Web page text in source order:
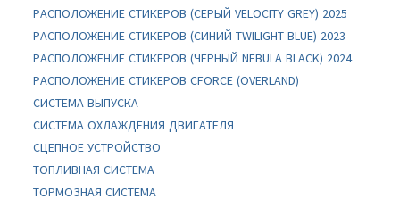
РАСПОЛОЖЕНИЕ СТИКЕРОВ (СЕРЫЙ VELOCITY GREY) 2025
РАСПОЛОЖЕНИЕ СТИКЕРОВ (СИНИЙ TWILIGHT BLUE) 2023
РАСПОЛОЖЕНИЕ СТИКЕРОВ (ЧЕРНЫЙ NEBULA BLACK) 2024
РАСПОЛОЖЕНИЕ СТИКЕРОВ CFORCE (OVERLAND)
СИСТЕМА ВЫПУСКА
СИСТЕМА ОХЛАЖДЕНИЯ ДВИГАТЕЛЯ
СЦЕПНОЕ УСТРОЙСТВО
ТОПЛИВНАЯ СИСТЕМА
ТОРМОЗНАЯ СИСТЕМА